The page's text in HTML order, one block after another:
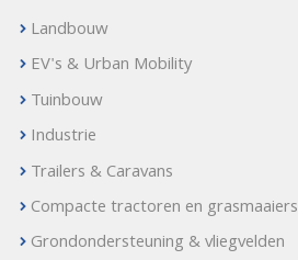
Landbouw
EV's & Urban Mobility
Tuinbouw
Industrie
Trailers & Caravans
Compacte tractoren en grasmaaiers
Grondondersteuning & vliegvelden